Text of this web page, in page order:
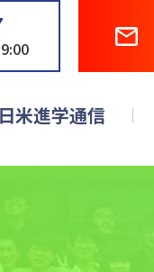
日米進学通信